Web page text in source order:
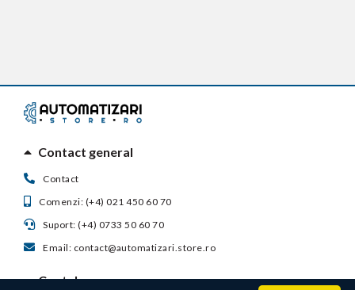
Contact general
Contact
Comenzi: (+4) 021 450 60 70
Suport: (+4) 0733 50 60 70
Email: contact@automatizari.store.ro
Contul meu